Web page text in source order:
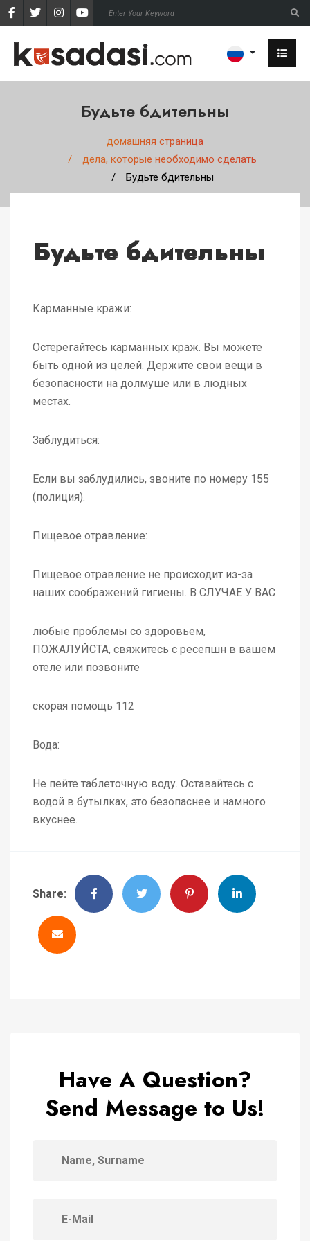
Будьте бдительны
домашняя страница
дела, которые необходимо сделать
Будьте бдительны
Будьте бдительны
Карманные кражи:
Остерегайтесь карманных краж. Вы можете
быть одной из целей. Держите свои вещи в
безопасности на долмуше или в людных
местах.
Заблудиться:
Если вы заблудились, звоните по номеру 155
(полиция).
Пищевое отравление:
Пищевое отравление не происходит из-за
наших соображений гигиены. В СЛУЧАЕ У ВАС
любые проблемы со здоровьем,
ПОЖАЛУЙСТА, свяжитесь с ресепшн в вашем
отеле или позвоните
скорая помощь 112
Вода:
Не пейте таблеточную воду. Оставайтесь с
водой в бутылках, это безопаснее и намного
вкуснее.
Share:
Have A Question?
Send Message to Us!